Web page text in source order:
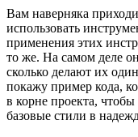
Вам наверняка
использовать
применения этих
то же. На самом деле
сколько делают их
покажу пример кода,
в корне проекта,
базовые стили в